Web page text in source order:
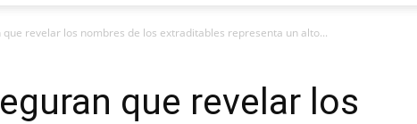
revelar los nombres de los extraditables representa un alto...
que revelar los